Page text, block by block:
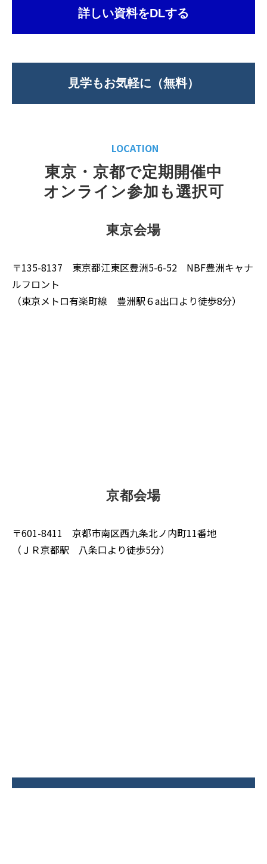
詳しい資料をDLする
見学もお気軽に（無料）
LOCATION
東京・京都で定期開催中
オンライン参加も選択可
東京会場
〒135-8137 東京都江東区豊洲5-6-52 NBF豊洲キャナ
ルフロント
（東京メトロ有楽町線 豊洲駅６a出口より徒歩8分）
京都会場
〒601-8411 京都市南区西九条北ノ内町11番地
（ＪＲ京都駅 八条口より徒歩5分）